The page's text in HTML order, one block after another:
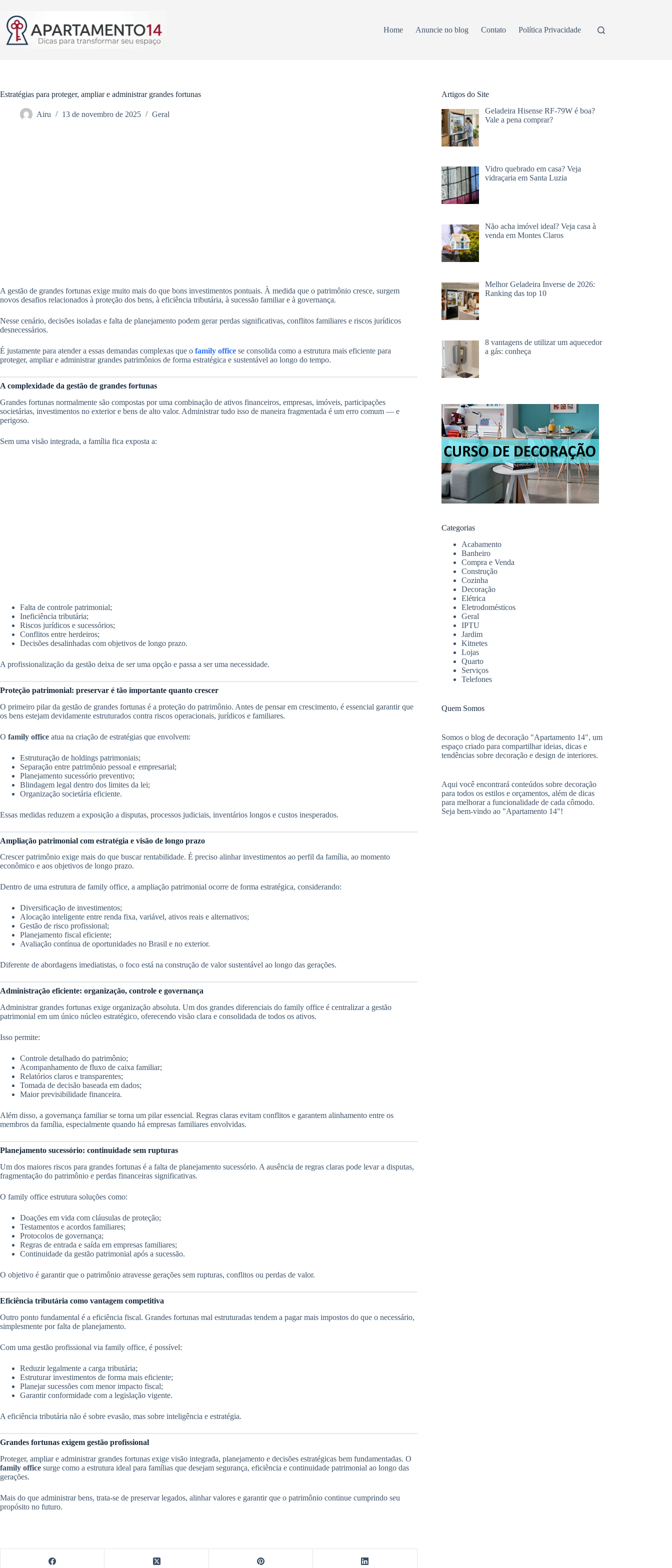
conteúdo
Home Anuncie no blog Contato Política Privacidade
Estratégias para proteger, ampliar e administrar grandes fortunas
Airu 13 de novembro de 2025 Geral
A gestão de grandes fortunas exige muito mais do que bons investimentos pontuais. À medida que o patrimônio cresce, surgem
novos desafios relacionados à proteção dos bens, à eficiência tributária, à sucessão familiar e à governança.
Nesse cenário, decisões isoladas e falta de planejamento podem gerar perdas significativas, conflitos familiares e riscos jurídicos
desnecessários.
É justamente para atender a essas demandas complexas que o family office se consolida como a estrutura mais eficiente para
proteger, ampliar e administrar grandes patrimônios de forma estratégica e sustentável ao longo do tempo.
A complexidade da gestão de grandes fortunas
Grandes fortunas normalmente são compostas por uma combinação de ativos financeiros, empresas, imóveis, participações
societárias, investimentos no exterior e bens de alto valor. Administrar tudo isso de maneira fragmentada é um erro comum — e
perigoso.
Sem uma visão integrada, a família fica exposta a:
Falta de controle patrimonial;
Ineficiência tributária;
Riscos jurídicos e sucessórios;
Conflitos entre herdeiros;
Decisões desalinhadas com objetivos de longo prazo.
A profissionalização da gestão deixa de ser uma opção e passa a ser uma necessidade.
Proteção patrimonial: preservar é tão importante quanto crescer
O primeiro pilar da gestão de grandes fortunas é a proteção do patrimônio. Antes de pensar em crescimento, é essencial garantir que
os bens estejam devidamente estruturados contra riscos operacionais, jurídicos e familiares.
O family office atua na criação de estratégias que envolvem:
Estruturação de holdings patrimoniais;
Separação entre patrimônio pessoal e empresarial;
Planejamento sucessório preventivo;
Blindagem legal dentro dos limites da lei;
Organização societária eficiente.
Essas medidas reduzem a exposição a disputas, processos judiciais, inventários longos e custos inesperados.
Ampliação patrimonial com estratégia e visão de longo prazo
Crescer patrimônio exige mais do que buscar rentabilidade. É preciso alinhar investimentos ao perfil da família, ao momento
econômico e aos objetivos de longo prazo.
Dentro de uma estrutura de family office, a ampliação patrimonial ocorre de forma estratégica, considerando:
Diversificação de investimentos;
Alocação inteligente entre renda fixa, variável, ativos reais e alternativos;
Gestão de risco profissional;
Planejamento fiscal eficiente;
Avaliação contínua de oportunidades no Brasil e no exterior.
Diferente de abordagens imediatistas, o foco está na construção de valor sustentável ao longo das gerações.
Administração eficiente: organização, controle e governança
Administrar grandes fortunas exige organização absoluta. Um dos grandes diferenciais do family office é centralizar a gestão
patrimonial em um único núcleo estratégico, oferecendo visão clara e consolidada de todos os ativos.
Isso permite:
Controle detalhado do patrimônio;
Acompanhamento de fluxo de caixa familiar;
Relatórios claros e transparentes;
Tomada de decisão baseada em dados;
Maior previsibilidade financeira.
Além disso, a governança familiar se torna um pilar essencial. Regras claras evitam conflitos e garantem alinhamento entre os
membros da família, especialmente quando há empresas familiares envolvidas.
Planejamento sucessório: continuidade sem rupturas
Um dos maiores riscos para grandes fortunas é a falta de planejamento sucessório. A ausência de regras claras pode levar a disputas,
fragmentação do patrimônio e perdas financeiras significativas.
O family office estrutura soluções como:
Doações em vida com cláusulas de proteção;
Testamentos e acordos familiares;
Protocolos de governança;
Regras de entrada e saída em empresas familiares;
Continuidade da gestão patrimonial após a sucessão.
O objetivo é garantir que o patrimônio atravesse gerações sem rupturas, conflitos ou perdas de valor.
Eficiência tributária como vantagem competitiva
Outro ponto fundamental é a eficiência fiscal. Grandes fortunas mal estruturadas tendem a pagar mais impostos do que o necessário,
simplesmente por falta de planejamento.
Com uma gestão profissional via family office, é possível:
Reduzir legalmente a carga tributária;
Estruturar investimentos de forma mais eficiente;
Planejar sucessões com menor impacto fiscal;
Garantir conformidade com a legislação vigente.
A eficiência tributária não é sobre evasão, mas sobre inteligência e estratégia.
Grandes fortunas exigem gestão profissional
Proteger, ampliar e administrar grandes fortunas exige visão integrada, planejamento e decisões estratégicas bem fundamentadas. O
family office surge como a estrutura ideal para famílias que desejam segurança, eficiência e continuidade patrimonial ao longo das
gerações.
Mais do que administrar bens, trata-se de preservar legados, alinhar valores e garantir que o patrimônio continue cumprindo seu
propósito no futuro.
Artigos do Site
Geladeira Hisense RF-79W é boa?
Vale a pena comprar?
Vidro quebrado em casa? Veja
vidraçaria em Santa Luzia
Não acha imóvel ideal? Veja casa à
venda em Montes Claros
Melhor Geladeira Inverse de 2026:
Ranking das top 10
8 vantagens de utilizar um aquecedor
a gás: conheça
Categorias
Acabamento
Banheiro
Compra e Venda
Construção
Cozinha
Decoração
Elétrica
Eletrodomésticos
Geral
IPTU
Jardim
Kitnetes
Lojas
Quarto
Serviços
Telefones
Quem Somos
Somos o blog de decoração "Apartamento 14", um
espaço criado para compartilhar ideias, dicas e
tendências sobre decoração e design de interiores.
Aqui você encontrará conteúdos sobre decoração
para todos os estilos e orçamentos, além de dicas
para melhorar a funcionalidade de cada cômodo.
Seja bem-vindo ao "Apartamento 14"!